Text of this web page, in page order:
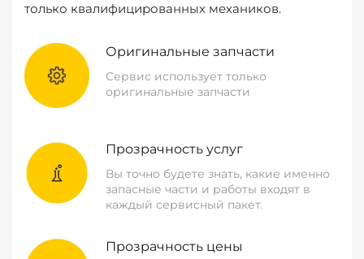
только квалифицированных механиков.
Оригинальные запчасти
Сервис использует только
оригинальные запчасти
Прозрачность услуг
Вы точно будете знать, какие именно
запасные части и работы входят в
каждый сервисный пакет.
Прозрачность цены